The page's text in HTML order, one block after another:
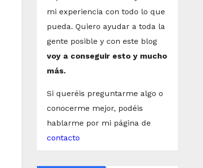
mi experiencia con todo lo que
pueda. Quiero ayudar a toda la
gente posible y con este blog
voy a conseguir esto y mucho
más.
Si queréis preguntarme algo o
conocerme mejor, podéis
hablarme por mi página de
contacto